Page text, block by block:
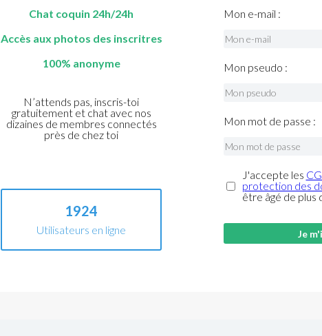
Chat coquin 24h/24h
Accès aux photos des inscritres
100% anonyme
N’attends pas, inscris-toi
gratuitement et chat avec nos
dizaines de membres connectés
près de chez toi
1924
Utilisateurs en ligne
Mon e-mail :
Mon pseudo :
Mon mot de passe :
J'accepte les
protection des
être âgé de plus